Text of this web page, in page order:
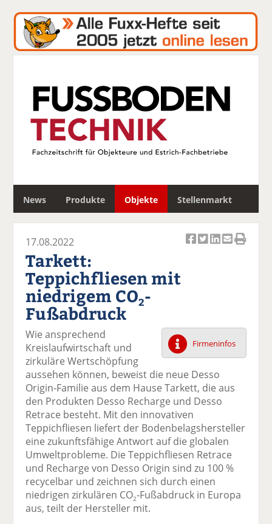
News Produkte Objekte Stellenmarkt
c
F
ac
e
b
o
o
k
te
il
e
n
tt
er
n
Li
n
k
e
di
n
il
e
n
E
m
ai
v
n
d
e
n
ck
e
n
17.08.2022
Tarkett:
Teppichfliesen mit
niedrigem CO2-
Fußabdruck
Firmeninfos
Wie ansprechend
Kreislaufwirtschaft und
zirkuläre Wertschöpfung
aussehen können, beweist die neue Desso
Origin-Familie aus dem Hause Tarkett, die aus
den Produkten Desso Recharge und Desso
Retrace besteht. Mit den innovativen
Teppichfliesen liefert der Bodenbelagshersteller
eine zukunftsfähige Antwort auf die globalen
Umweltprobleme. Die Teppichfliesen Retrace
und Recharge von Desso Origin sind zu 100 %
recycelbar und zeichnen sich durch einen
niedrigen zirkulären CO2-Fußabdruck in Europa
aus, teilt der Hersteller mit.